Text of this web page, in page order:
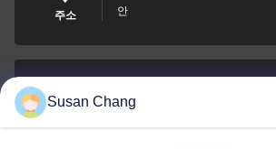
주소
안
Susan@aeaxa.com
Susan Chang